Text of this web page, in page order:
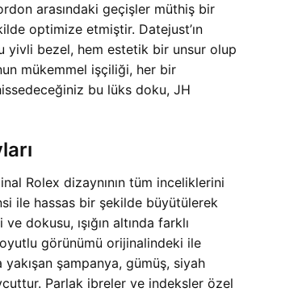
arasındaki geçişler müthiş bir
optimize etmiştir. Datejust’ın
yivli bezel, hem estetik bir unsur olup
mükemmel işçiliği, her bir
bu lüks doku, JH
Rolex dizaynının tüm inceliklerini
ile hassas bir şekilde büyütülerek
dokusu, ışığın altında farklı
görünümü orijinalindeki ile
şampanya, gümüş, siyah
Parlak ibreler ve indeksler özel